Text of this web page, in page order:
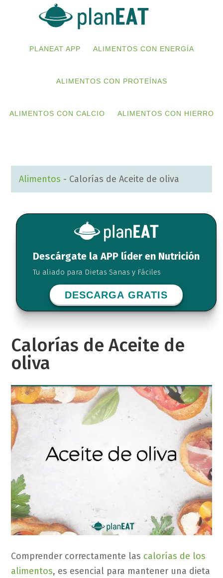
navigationPLANEAT APP ALIMENTOS CON ENERGÍA
ALIMENTOS CON PROTEÍNAS
ALIMENTOS CON CALCIO ALIMENTOS CON HIERRO
Alimentos - Calorías de Aceite de oliva
Descárgate la APP líder en Nutrición
Tu aliado para Dietas Sanas y Fáciles
DESCARGA GRATIS
Calorías de Aceite de
oliva
Comprender correctamente las calorías de los
alimentos, es esencial para mantener una dieta